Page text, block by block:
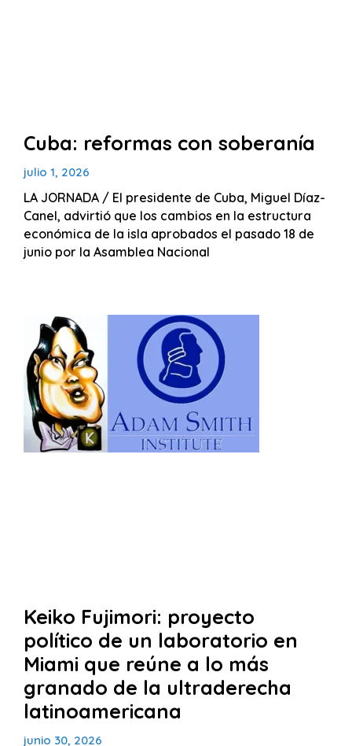
Cuba: reformas con soberanía
julio 1, 2026
LA JORNADA / El presidente de Cuba, Miguel Díaz-
Canel, advirtió que los cambios en la estructura
económica de la isla aprobados el pasado 18 de
junio por la Asamblea Nacional
Keiko Fujimori: proyecto
político de un laboratorio en
Miami que reúne a lo más
granado de la ultraderecha
latinoamericana
junio 30, 2026